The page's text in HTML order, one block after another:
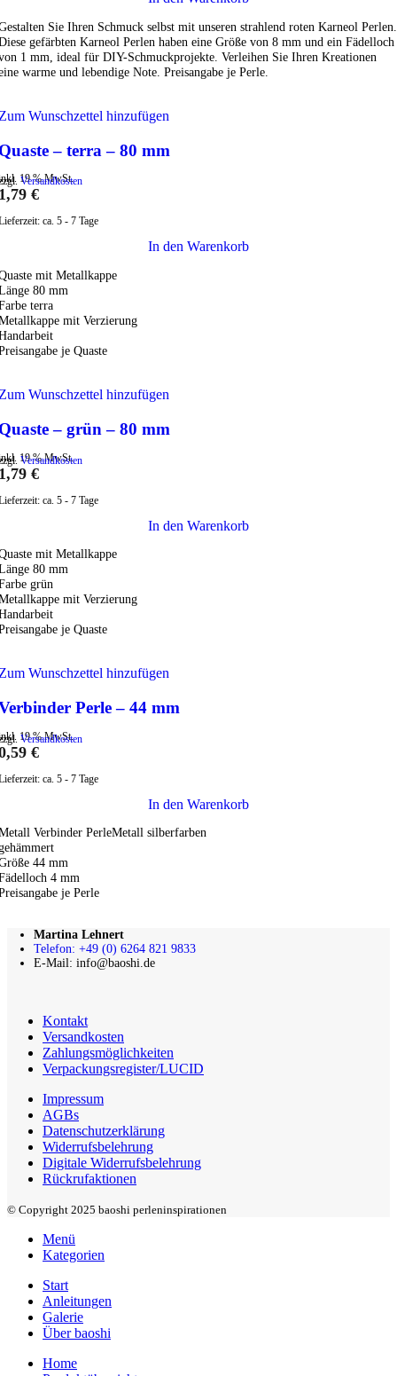
Sie Ihren Schmuck selbst mit unseren strahlend roten Karneol Perlen.
gefärbten Karneol Perlen haben eine Größe von 8 mm und ein Fädelloch
1 mm, ideal für DIY-Schmuckprojekte. Verleihen Sie Ihren Kreationen
warme und lebendige Note. Preisangabe je Perle.
Wunschzettel hinzufügen
– terra – 80 mm
19 % MwSt.
Versandkosten
€
ca. 5 - 7 Tage
In den Warenkorb
mit Metallkappe
80 mm
terra
mit Verzierung
je Quaste
Wunschzettel hinzufügen
– grün – 80 mm
19 % MwSt.
Versandkosten
€
ca. 5 - 7 Tage
In den Warenkorb
mit Metallkappe
80 mm
grün
mit Verzierung
je Quaste
Wunschzettel hinzufügen
Perle – 44 mm
19 % MwSt.
Versandkosten
€
ca. 5 - 7 Tage
In den Warenkorb
Verbinder PerleMetall silberfarben
44 mm
4 mm
je Perle
Martina Lehnert
Telefon: +49 (0) 6264 821 9833
E-Mail: info@baoshi.de
Kontakt
Versandkosten
Zahlungsmöglichkeiten
Verpackungsregister/LUCID
Impressum
AGBs
Datenschutzerklärung
Widerrufsbelehrung
Digitale Widerrufsbelehrung
Rückrufaktionen
© Copyright 2025 baoshi perleninspirationen
Menü
Kategorien
Start
Anleitungen
Galerie
Über baoshi
Home